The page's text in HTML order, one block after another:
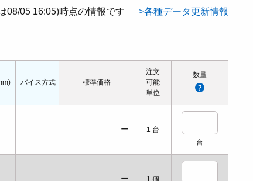
08/05 16:05)時点の情報です 各種データ更新情報
バイス方式 全長(mm) 全高(mm)
標準価格
注文
可能
単位
数量
ー 1 台
台
ー 1 個